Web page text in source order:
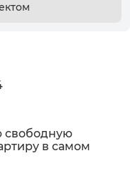
свободную
в самом